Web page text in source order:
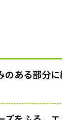
のある部分